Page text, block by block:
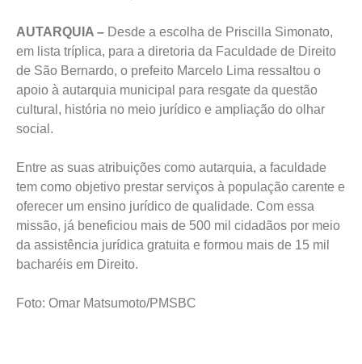
AUTARQUIA – Desde a escolha de Priscilla Simonato,
em lista tríplica, para a diretoria da Faculdade de Direito
de São Bernardo, o prefeito Marcelo Lima ressaltou o
apoio à autarquia municipal para resgate da questão
cultural, história no meio jurídico e ampliação do olhar
social.
Entre as suas atribuições como autarquia, a faculdade
tem como objetivo prestar serviços à população carente e
oferecer um ensino jurídico de qualidade. Com essa
missão, já beneficiou mais de 500 mil cidadãos por meio
da assistência jurídica gratuita e formou mais de 15 mil
bacharéis em Direito.
Foto: Omar Matsumoto/PMSBC